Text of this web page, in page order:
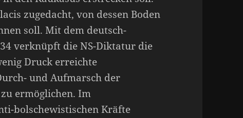
zugedacht, von dessen Boden
soll. Mit dem deutsch-
verknüpft die NS-Diktatur die
Druck erreichte
und Aufmarsch der
ermöglichen. Im
bolschewistischen Kräfte